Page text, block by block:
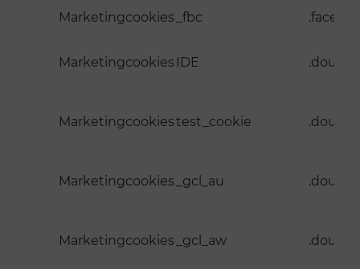
Marketingcookies _fbc
Marketingcookies IDE
Marketingcookiestest_cookie
Marketingcookies _gcl_au
Marketingcookies _gcl_aw